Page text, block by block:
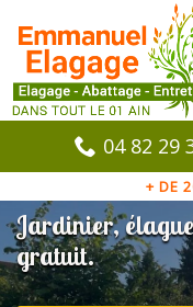
04 82 29
+ DE
Jardinier,
gratuit.